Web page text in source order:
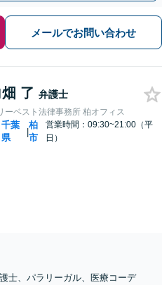
メールでお問い合わせ
了 弁護士
ーベスト法律事務所 柏オフィス
千葉
県
|
柏
市
営業時間：09:30~21:00（平
日）
士、パラリーガル、医療コーデ